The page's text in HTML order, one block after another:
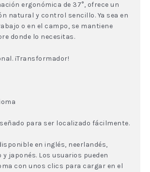
ergonómica de 37°, ofrece un
natural y control sencillo. Ya sea en
o en el campo, se mantiene
donde lo necesitas.
¡Transformador!
para ser localizado fácilmente.
en inglés, neerlandés,
japonés. Los usuarios pueden
con unos clics para cargar en el